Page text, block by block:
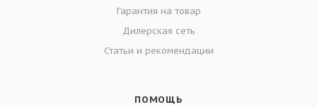
Гарантия на товар
Дилерская сеть
Статьи и рекомендации
ПОМОЩЬ